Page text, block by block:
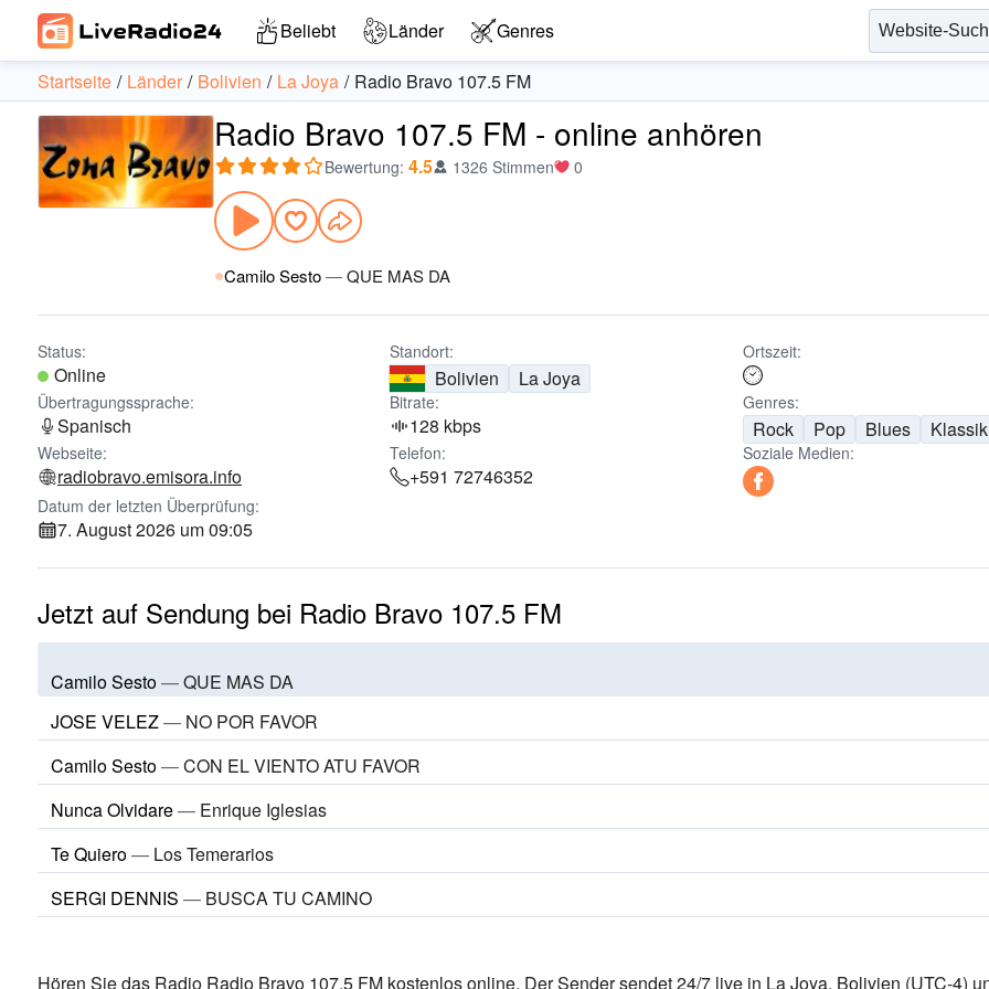
Beliebt Länder Genres
Startseite Länder Bolivien La Joya Radio Bravo 107.5 FM
Radio Bravo 107.5 FM - online anhören
Bewertung: 4.5 1326 Stimmen 0
Camilo Sesto—QUE MAS DA
Status:
Online
Standort:
Bolivien La Joya
Ortszeit:
Übertragungssprache:
Spanisch
Bitrate:
128 kbps
Genres:
Rock Pop Blues Klassik
Webseite:
radiobravo.emisora.info
Telefon:
+591 72746352
Soziale Medien:
Datum der letzten Überprüfung:
7. August 2026 um 09:05
Jetzt auf Sendung bei Radio Bravo 107.5 FM
Camilo Sesto—QUE MAS DA
JOSE VELEZ— NO POR FAVOR
Camilo Sesto—CON EL VIENTO ATU FAVOR
Nunca Olvidare— Enrique Iglesias
Te Quiero— Los Temerarios
SERGI DENNIS — BUSCA TU CAMINO
Hören Sie das Radio Radio Bravo 107.5 FM kostenlos online. Der Sender sendet 24/7 live in La Joya, Bolivien (UTC-4)